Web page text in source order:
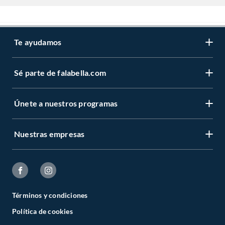
Te ayudamos
Sé parte de falabella.com
Únete a nuestros programas
Nuestras empresas
Términos y condiciones
Política de cookies